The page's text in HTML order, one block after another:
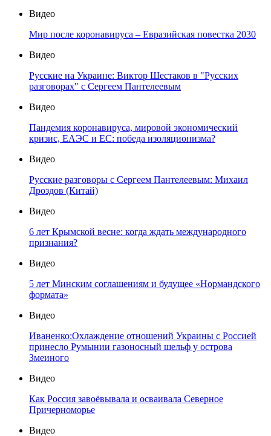
Видео
Мир после коронавируса – Евразийская повестка 2030
Видео
Русские на Украине: Виктор Шестаков в "Русских
разговорах" с Сергеем Пантелеевым
Видео
Пандемия коронавируса, мировой экономический
кризис, ЕАЭС и ЕС: победа изоляционизма?
Видео
Русские разговоры с Сергеем Пантелеевым: Михаил
Дроздов (Китай)
Видео
6 лет Крымской весне: когда ждать международного
признания?
Видео
5 лет Минским соглашениям и будущее «Нормандского
формата»
Видео
Иваненко:Охлаждение отношений Украины с Россией
принесло Румынии газоносный шельф у острова
Змеиного
Видео
Как Россия завоёвывала и осваивала Северное
Причерноморье
Видео